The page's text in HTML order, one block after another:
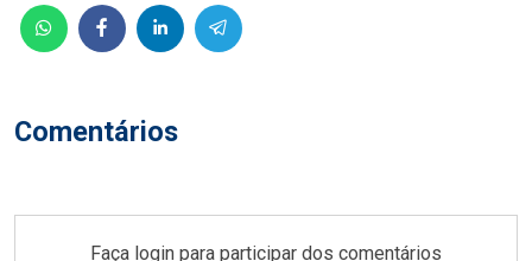
Comentários
Faça login para participar dos comentários